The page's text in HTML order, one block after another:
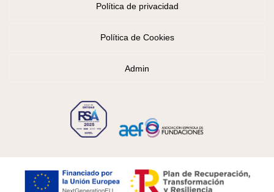
Política de privacidad
Política de Cookies
Admin